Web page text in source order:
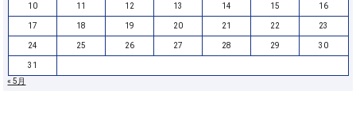
10 11 12 13 14 15 16
17 18 19 20 21 22 23
24 25 26 27 28 29 30
31
« 5月